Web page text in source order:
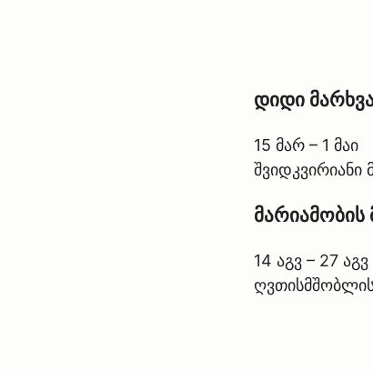
დიდი
15 მარ – 1 მაი
შვიდკვირიანი
მარიამობის
14 აგვ – 27 აგვ
ღვთისმშობლის